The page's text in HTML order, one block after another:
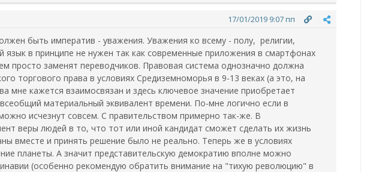
17/01/2019 9:07 пп
быть императив - уважения. Уважения ко всему - полу, религии,
в принципе не нужен так как современные приложения в смартфонах
просто заменят переводчиков. Правовая система однозначно должна
торгового права в условиях Средиземноморья в 9-13 веках (а это, на
мне кажется взаимосвязан и здесь ключевое значение приобретает
материальный эквивалент времени. По-мне логично если в
исчезнут совсем. С правительством примерно так-же. В
веры людей в то, что тот или иной кандидат сможет сделать их жизнь
вместе и принять решение было не реально. Теперь же в условиях
планеты. А значит представительскую демократию вполне можно
(особенно рекомендую обратить внимание на "тихую революцию" в